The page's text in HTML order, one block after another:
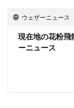
ウェザーニュース
現在地の花粉
ーニュース